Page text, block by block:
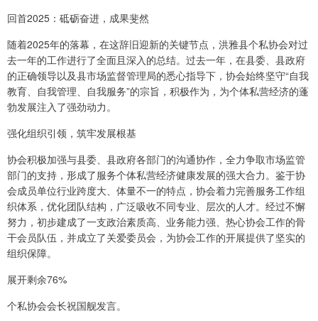
回首2025：砥砺奋进，成果斐然
随着2025年的落幕，在这辞旧迎新的关键节点，洪雅县个私协会对过
去一年的工作进行了全面且深入的总结。过去一年，在县委、县政府
的正确领导以及县市场监督管理局的悉心指导下，协会始终坚守“自我
教育、自我管理、自我服务”的宗旨，积极作为，为个体私营经济的蓬
勃发展注入了强劲动力。
强化组织引领，筑牢发展根基
协会积极加强与县委、县政府各部门的沟通协作，全力争取市场监管
部门的支持，形成了服务个体私营经济健康发展的强大合力。鉴于协
会成员单位行业跨度大、体量不一的特点，协会着力完善服务工作组
织体系，优化团队结构，广泛吸收不同专业、层次的人才。经过不懈
努力，初步建成了一支政治素质高、业务能力强、热心协会工作的骨
干会员队伍，并成立了关爱委员会，为协会工作的开展提供了坚实的
组织保障。
展开剩余76%
个私协会会长祝国舰发言。